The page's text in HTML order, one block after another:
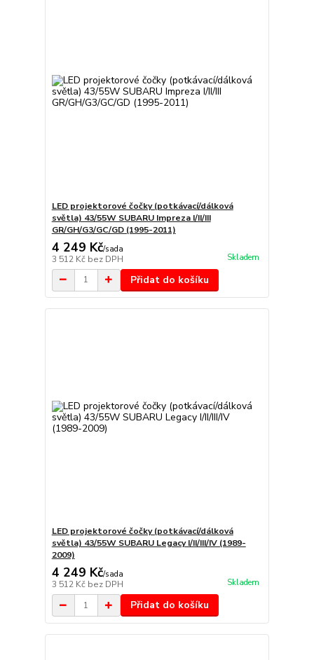
LED projektorové čočky (potkávací/dálková
světla) 43/55W SUBARU Impreza I/II/III
GR/GH/G3/GC/GD (1995-2011)
4 249 Kč/sada
3 512 Kč bez DPH Skladem
Přidat do košíku
LED projektorové čočky (potkávací/dálková
světla) 43/55W SUBARU Legacy I/II/III/IV (1989-
2009)
4 249 Kč/sada
3 512 Kč bez DPH Skladem
Přidat do košíku